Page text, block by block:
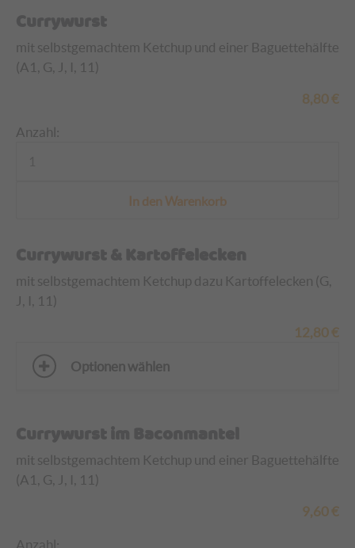
Currywurst
mit selbstgemachtem Ketchup und einer Baguettehälfte
(A1, G, J, I, 11)
8,80 €
Anzahl:
Currywurst & Kartoffelecken
mit selbstgemachtem Ketchup dazu Kartoffelecken (G,
J, I, 11)
12,80 €
Optionen wählen
Currywurst im Baconmantel
mit selbstgemachtem Ketchup und einer Baguettehälfte
(A1, G, J, I, 11)
9,60 €
Anzahl: